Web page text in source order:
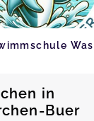
in
Buer